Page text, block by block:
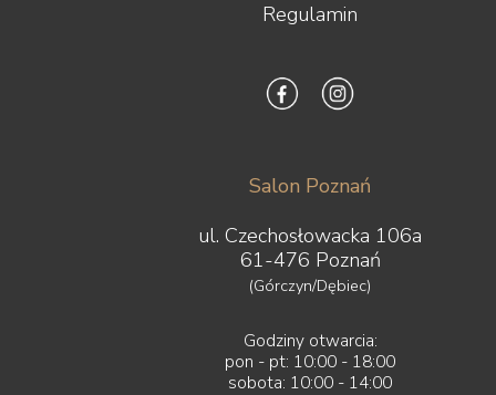
Regulamin
Salon Poznań
ul. Czechosłowacka 106a
61-476 Poznań
(Górczyn/Dębiec)
Godziny otwarcia:
pon - pt: 10:00 - 18:00
sobota: 10:00 - 14:00